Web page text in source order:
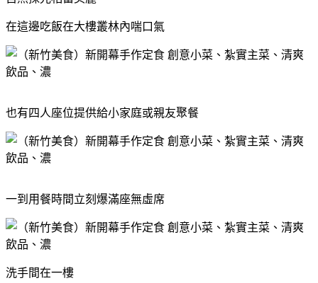
在這邊吃飯在大樓叢林內喘口氣
也有四人座位提供給小家庭或親友聚餐
一到用餐時間立刻爆滿座無虛席
洗手間在一樓